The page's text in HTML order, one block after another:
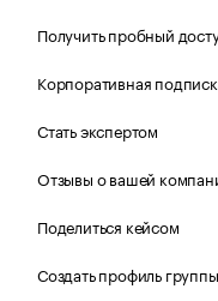
Получить пробный
Корпоративная
Стать экспертом
Отзывы о вашей
Поделиться кейсом
Создать профиль